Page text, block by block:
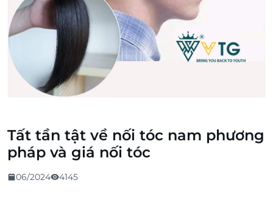
Tất tần tật về nối tóc nam phương
pháp và giá nối tóc
06/2024 4145